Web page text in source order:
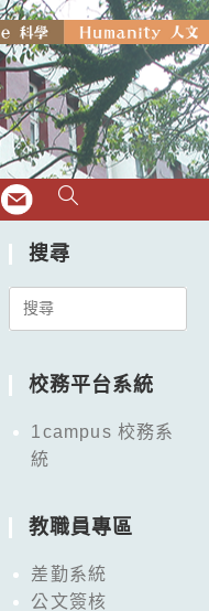
EMAIL
搜尋
Search
校務平台系統
1campus 校務系
統
教職員專區
差勤系統
公文簽核